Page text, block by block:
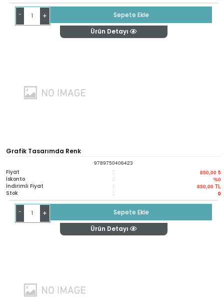
- +
Sepete Ekle
Ürün Detayı
Grafik Tasarımda Renk
9789750406423
Fiyat : 850,00 ₺
İskonto : %0
İndirimli Fiyat : 850,00 TL
Stok : 0
- +
Sepete Ekle
Ürün Detayı